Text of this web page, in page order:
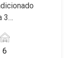
3
2
6